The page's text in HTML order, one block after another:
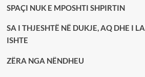
SPAÇI NUK E MPOSHTI SHPIRTIN
SA I THJESHTË NË DUKJE, AQ DHE I
ISHTE
ZËRA NGA NËNDHEU